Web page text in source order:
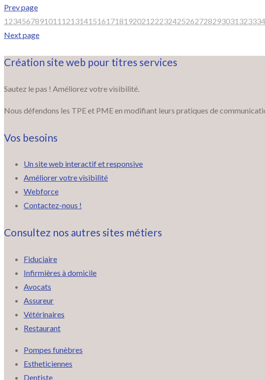
Prev page
1 234567891011 12131415161718192021 22232425262728293031 323334
Next page
Création site web pour titres services
Sautez le pas ! Améliorez votre visibilité.
Nous défendons les TPE et PME en modifiant leurs pratiques de
Vos besoins
Un site web interactif et responsive
Améliorer votre visibilité
Webforce
Contactez-nous !
Consultez nos autres sites métiers
Fiduciaire
Infirmières à domicile
Avocats
Assureur
Vétérinaires
Restaurant
Pompes funèbres
Estheticiennes
Dentiste